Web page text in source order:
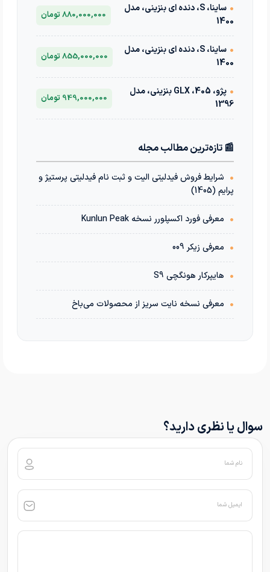
•
ساینا، S، دنده ای بنزینی، مدل
1400
880,000,000 تومان
•
ساینا، S، دنده ای بنزینی، مدل
1400
855,000,000 تومان
•
پژو، 405، GLX بنزینی، مدل
1396
949,000,000 تومان
📰 تازه‌ترین مطالب مجله
• شرایط فروش فیدلیتی الیت و ثبت نام فیدلیتی پرستیژ و
پرایم (1405)
• معرفی فورد اکسپلورر نسخه Kunlun Peak
• معرفی زیکر 009
• هایپرکار هونگچی S9
• معرفی نسخه نایت سریز از محصولات می‌باخ
سوال یا نظری دارید؟
نام شما
ایمیل شما